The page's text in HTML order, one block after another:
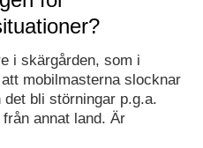
i skärgården, som i
mobilmasterna slocknar
bli störningar p.g.a.
annat land. Är